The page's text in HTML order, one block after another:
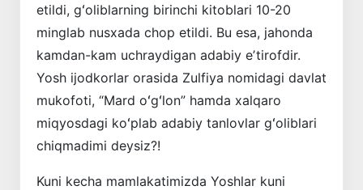
etildi, gʻoliblarning birinchi kitoblari 10-20
minglab nusxada chop etildi. Bu esa, jahonda
kamdan-kam uchraydigan adabiy eʼtirofdir.
Yosh ijodkorlar orasida Zulfiya nomidagi davlat
mukofoti, “Mard oʻgʻlon” hamda xalqaro
miqyosdagi koʻplab adabiy tanlovlar gʻoliblari
chiqmadimi deysiz?!
Kuni kecha mamlakatimizda Yoshlar kuni